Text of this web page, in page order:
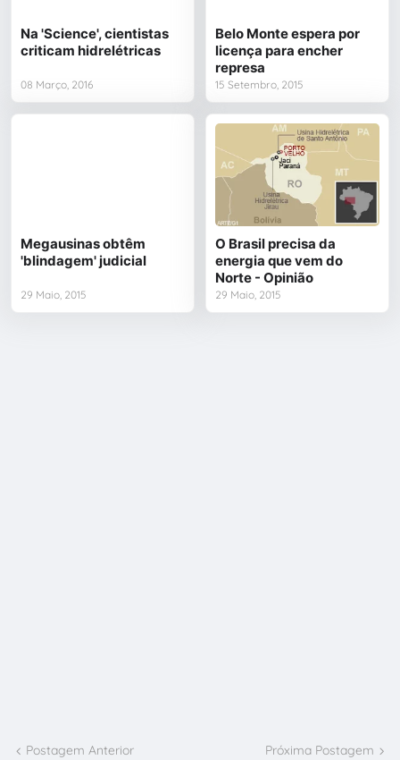
Na 'Science', cientistas
criticam hidrelétricas
08 Março, 2016
Belo Monte espera por
licença para encher
represa
15 Setembro, 2015
Megausinas obtêm
'blindagem' judicial
29 Maio, 2015
O Brasil precisa da
energia que vem do
Norte - Opinião
29 Maio, 2015
Postagem Anterior Próxima Postagem